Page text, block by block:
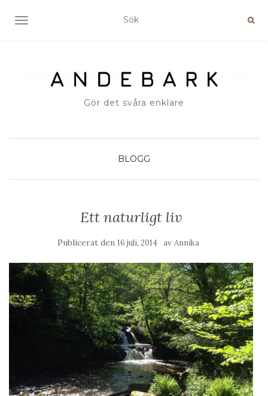
SLÅ PÅ/AV NAVIGERING
Gör det svåra enklare
BLOGG
Ett naturligt liv
Publicerat den 16 juli, 2014 av Annika